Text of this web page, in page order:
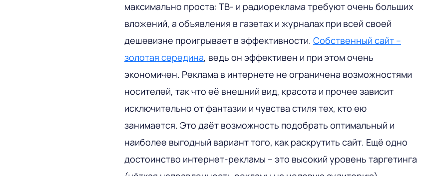
максимально проста: ТВ- и радиореклама требуют очень больших
вложений, а объявления в газетах и журналах при всей своей
дешевизне проигрывает в эффективности. Собственный сайт –
золотая середина, ведь он эффективен и при этом очень
экономичен. Реклама в интернете не ограничена возможностями
носителей, так что её внешний вид, красота и прочее зависит
исключительно от фантазии и чувства стиля тех, кто ею
занимается. Это даёт возможность подобрать оптимальный и
наиболее выгодный вариант того, как раскрутить сайт. Ещё одно
достоинство интернет-рекламы – это высокий уровень таргетинга